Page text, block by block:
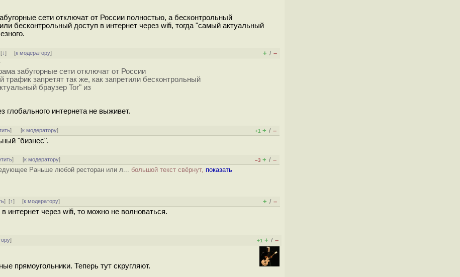
сети отключат от России полностью, а бесконтрольный
бесконтрольный доступ в интернет через wifi, тогда "самый актуальный
[↓] [к модератору] + / –
забугорные сети отключат от России
запретят так же, как запретили бесконтрольный
браузер Tor" из
интернета не выживет.
] [к модератору] +1 + / –
"бизнес".
] [к модератору] –3 + / –
Раньше любой ресторан или л... большой текст свёрнут, показать
][↑] [к модератору] + / –
интернет через wifi, то можно не волноваться.
] +1 + / –
прямоугольники. Теперь тут скругляют.